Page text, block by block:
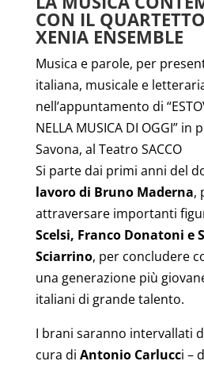
CON IL
XENIA ENSEMBLE
Musica e parole, per
italiana, musicale e
nell’appuntamento di
NELLA MUSICA DI OGGI”
Savona, al Teatro SACCO
Si parte dai primi anni del
lavoro di Bruno Maderna,
attraversare importanti
Scelsi, Franco Donatoni e
Sciarrino, per concludere
una generazione più
italiani di grande talento.
I brani saranno intervallati
cura di Antonio Carlucci –